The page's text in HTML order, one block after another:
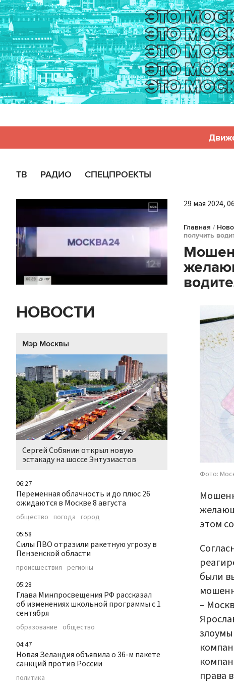
ТВ РАДИО СПЕЦПРОЕКТЫ
НОВОСТИ
Мэр Москвы
Сергей Собянин открыл новую
эстакаду на шоссе Энтузиастов
06:27
Переменная облачность и до плюс 26
ожидаются в Москве 8 августа
общество погода город
05:58
Силы ПВО отразили ракетную угрозу в
Пензенской области
происшествия регионы
05:28
Глава Минпросвещения РФ рассказал
об изменениях школьной программы с 1
сентября
образование общество
04:47
Новая Зеландия объявила о 36-м пакете
санкций против России
политика
29 мая 2024,
Главная /
получить
Фото:
этом
были
–
права